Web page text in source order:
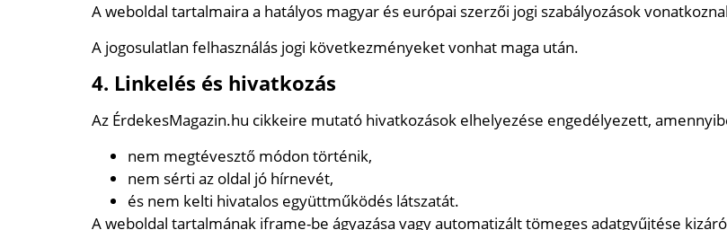
A weboldal tartalmaira a hatályos magyar és európai szerzői jogi szabályozások
A jogosulatlan felhasználás jogi következményeket vonhat maga után.
4. Linkelés és hivatkozás
Az ÉrdekesMagazin.hu cikkeire mutató hivatkozások elhelyezése engedélyezett,
nem megtévesztő módon történik,
nem sérti az oldal jó hírnevét,
és nem kelti hivatalos együttműködés látszatát.
A weboldal tartalmának iframe-be ágyazása vagy automatizált tömeges adatgyűjtése